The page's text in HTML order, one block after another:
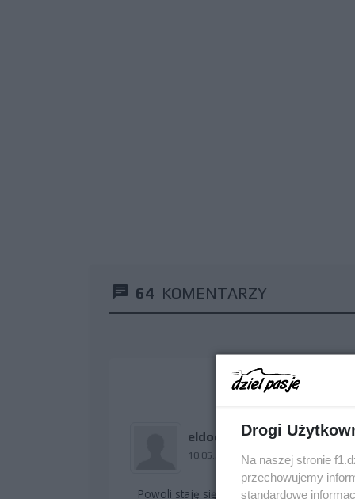
64 KOMENTARZY
eldoc
10.05.2009 17:46
Powoli staję się fanem Maków.
Drogi
Na naszej stronie
przechowujemy
standardowe